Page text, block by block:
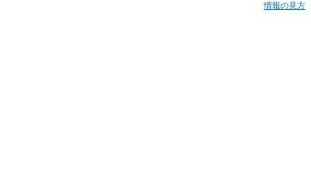
情報の見方